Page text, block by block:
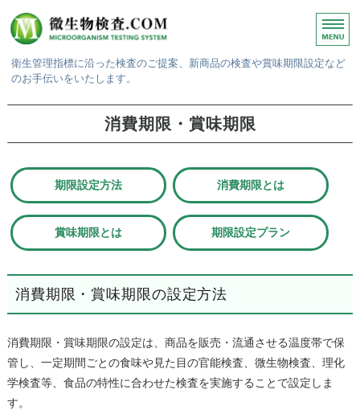
衛生管理指標に沿った検査のご提案、新商品の検査や賞味期限設定など
のお手伝いをいたします。
ホーム
微生物検査
賞味期限検査
検査結果・報告書
ご依頼方法
消費期限・賞味期限
期限設定方法 消費期限とは
賞味期限とは 期限設定プラン
消費期限・賞味期限の設定方法
消費期限・賞味期限の設定は、商品を販売・流通させる温度帯で保
管し、一定期間ごとの食味や見た目の官能検査、微生物検査、理化
学検査等、食品の特性に合わせた検査を実施することで設定しま
す。